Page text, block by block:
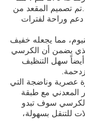
تصميم المقعد من
دعم وراحة لفترات
مما يجعله خفيف
يضمن أن الكرسي
سهل التنظيف
عصرية وناضجة التي
المعدني مع طبقة
الكرسي سوف تبدو
للتنقل بسهولة،